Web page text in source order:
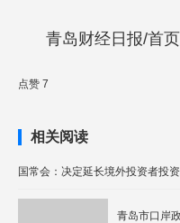
青岛财经日报/首
点赞 7
相关阅读
国常会：决定延长境外投资者投
青岛市口岸